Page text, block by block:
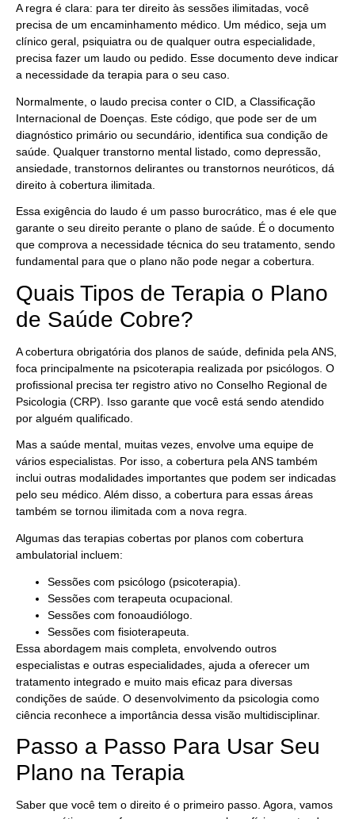
A regra é clara: para ter direito às sessões ilimitadas, você
precisa de um encaminhamento médico. Um médico, seja um
clínico geral, psiquiatra ou de qualquer outra especialidade,
precisa fazer um laudo ou pedido. Esse documento deve indicar
a necessidade da terapia para o seu caso.
Normalmente, o laudo precisa conter o CID, a Classificação
Internacional de Doenças. Este código, que pode ser de um
diagnóstico primário ou secundário, identifica sua condição de
saúde. Qualquer transtorno mental listado, como depressão,
ansiedade, transtornos delirantes ou transtornos neuróticos, dá
direito à cobertura ilimitada.
Essa exigência do laudo é um passo burocrático, mas é ele que
garante o seu direito perante o plano de saúde. É o documento
que comprova a necessidade técnica do seu tratamento, sendo
fundamental para que o plano não pode negar a cobertura.
Quais Tipos de Terapia o Plano
de Saúde Cobre?
A cobertura obrigatória dos planos de saúde, definida pela ANS,
foca principalmente na psicoterapia realizada por psicólogos. O
profissional precisa ter registro ativo no Conselho Regional de
Psicologia (CRP). Isso garante que você está sendo atendido
por alguém qualificado.
Mas a saúde mental, muitas vezes, envolve uma equipe de
vários especialistas. Por isso, a cobertura pela ANS também
inclui outras modalidades importantes que podem ser indicadas
pelo seu médico. Além disso, a cobertura para essas áreas
também se tornou ilimitada com a nova regra.
Algumas das terapias cobertas por planos com cobertura
ambulatorial incluem:
Sessões com psicólogo (psicoterapia).
Sessões com terapeuta ocupacional.
Sessões com fonoaudiólogo.
Sessões com fisioterapeuta.
Essa abordagem mais completa, envolvendo outros
especialistas e outras especialidades, ajuda a oferecer um
tratamento integrado e muito mais eficaz para diversas
condições de saúde. O desenvolvimento da psicologia como
ciência reconhece a importância dessa visão multidisciplinar.
Passo a Passo Para Usar Seu
Plano na Terapia
Saber que você tem o direito é o primeiro passo. Agora, vamos